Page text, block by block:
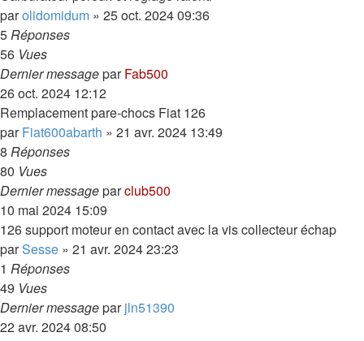
parolidomidum » 25 oct. 2024 09:36
5Réponses
56 Vues
Dernier messageparFab500
26 oct. 2024 12:12
Remplacement pare-chocs Fiat 126
parFiat600abarth » 21 avr. 2024 13:49
8 Réponses
80 Vues
Dernier messageparclub500
10 mai 2024 15:09
126 support moteur en contact avec la vis collecteur échap
parSesse » 21 avr. 2024 23:23
1 Réponses
49 Vues
Dernier messageparjln51390
22 avr. 2024 08:50